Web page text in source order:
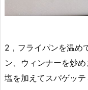
2，フライパンを温め
ン、ウィンナーを炒
塩を加えてスパゲッ